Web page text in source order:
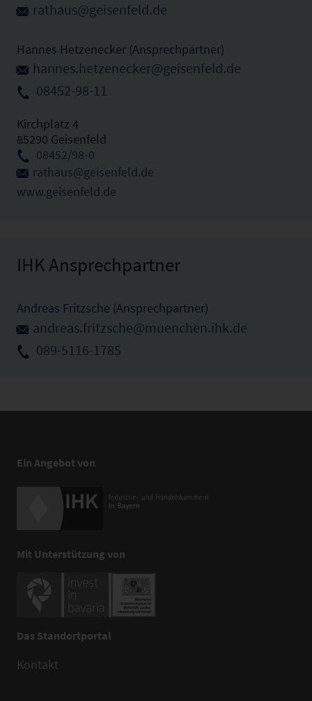
rathaus@geisenfeld.de
Hannes Hetzenecker (Ansprechpartner)
hannes.hetzenecker@geisenfeld.de
08452-98-11
Kirchplatz 4
85290 Geisenfeld
08452/98-0
rathaus@geisenfeld.de
www.geisenfeld.de
IHK Ansprechpartner
Andreas Fritzsche (Ansprechpartner)
andreas.fritzsche@muenchen.ihk.de
089-5116-1785
Ein Angebot von
Mit Unterstützung von
Das Standortportal
Kontakt